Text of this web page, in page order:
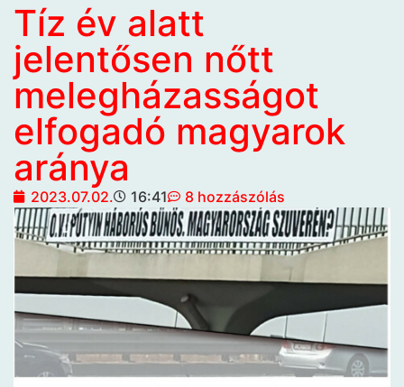
Tíz év alatt
jelentősen nőtt
melegházasságot
elfogadó magyarok
aránya
2023.07.02. 16:41 8 hozzászólás